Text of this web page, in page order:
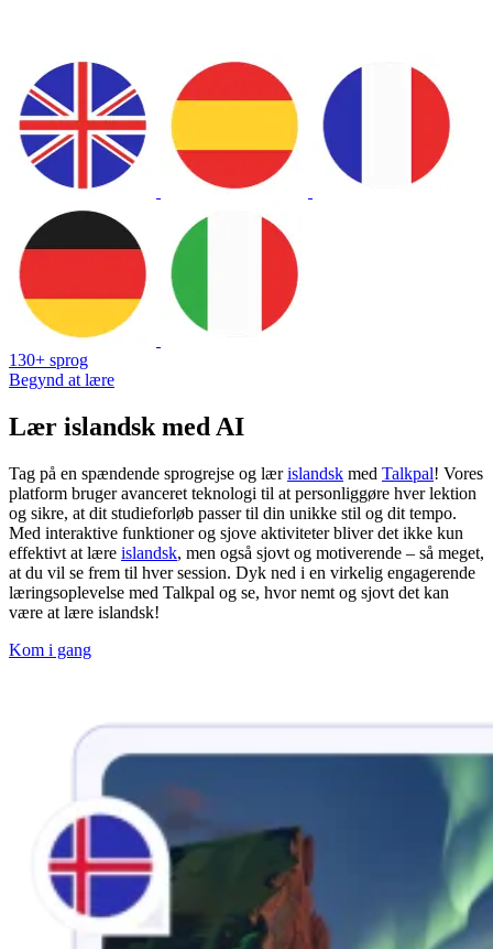
130+ sprog
Begynd at lære
Lær islandsk med AI
Tag på en spændende sprogrejse og lærislandsk med Talkpal! Vores
platform bruger avanceret teknologi til at personliggøre hver lektion
og sikre, at dit studieforløb passer til din unikke stil og dit tempo.
Med interaktive funktioner og sjove aktiviteter bliver det ikke kun
effektivt at lære islandsk, men også sjovt og motiverende – så meget,
at du vil se frem til hver session. Dyk ned i en virkelig engagerende
læringsoplevelse med Talkpal og se, hvor nemt og sjovt det kan
være at lære islandsk!
Kom i gang